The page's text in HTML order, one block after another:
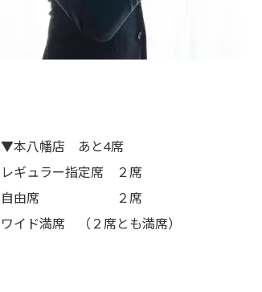
▼本八幡店 あと4席
レギュラー指定席 ２席
自由席 ２席
ワイド満席 （２席とも満席）